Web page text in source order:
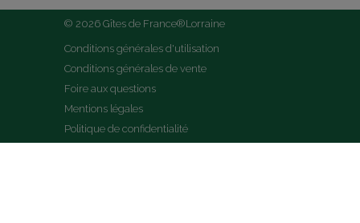
© 2026 Gîtes de France®Lorraine
Conditions générales d'utilisation
Conditions générales de vente
Foire aux questions
Mentions légales
Politique de confidentialité